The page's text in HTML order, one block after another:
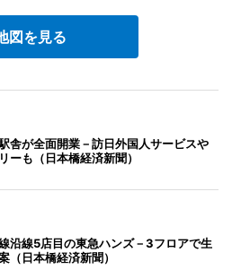
図を見る
舎が全面開業－訪日外国人サービスや
ーも（日本橋経済新聞）
沿線5店目の東急ハンズ－3フロアで生
（日本橋経済新聞）